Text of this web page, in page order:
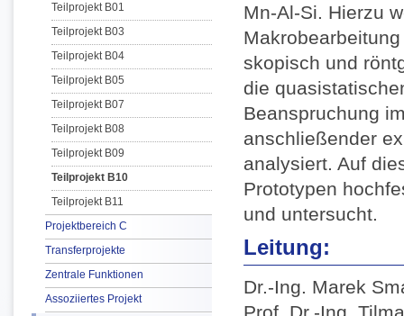
Teilprojekt B01
Teilprojekt B03
Teilprojekt B04
Teilprojekt B05
Teilprojekt B07
Teilprojekt B08
Teilprojekt B09
Teilprojekt B10
Teilprojekt B11
Projektbereich C
Transferprojekte
Zentrale Funktionen
Assoziiertes Projekt
Mn-Al-Si. Hierzu
skopisch und
die
Beanspruchung
anschließender
analysiert. Auf
Prototypen
und untersucht.
Leitung:
Dr.-Ing. Marek